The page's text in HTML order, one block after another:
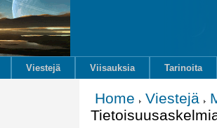
Viestejä Viisauksia Tarinoita
Home Viestejä